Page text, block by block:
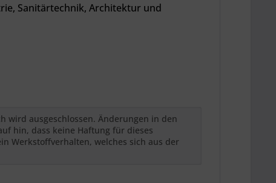
Sanitärtechnik, Architektur und
wird ausgeschlossen. Änderungen in den
hin, dass keine Haftung für dieses
Werkstoffverhalten, welches sich aus der